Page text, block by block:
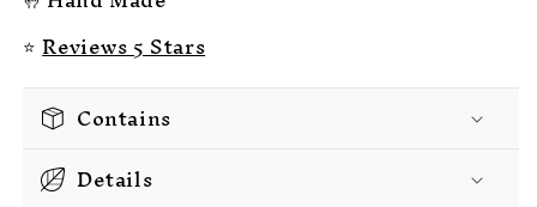
⭐Reviews 5 Stars
Contains
Details